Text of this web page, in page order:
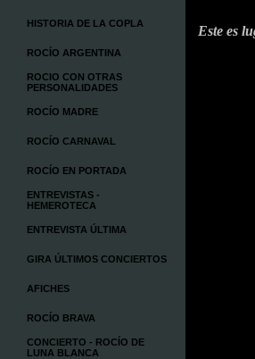
HISTORIA DE LA COPLA
ROCÍO ARGENTINA
ROCIO CON OTRAS
PERSONALIDADES
ROCÍO MADRE
ROCÍO CARNAVAL
ROCÍO EN PORTADA
ENTREVISTAS -
HEMEROTECA
ENTREVISTA ÚLTIMA
GIRA ÚLTIMOS CONCIERTOS
AFICHES
ROCÍO BRAVA
CONCIERTO - ROCÍO DE
LUNA BLANCA
Este es